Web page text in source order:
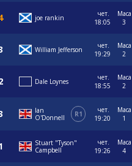
joe rankin
чет.
18:05
Маса
3
William Jefferson
чет.
19:29
Маса
2
Dale Loynes
чет.
18:55
Маса
2
Ian
O'Donnell
R1
чет.
19:20
Маса
1
Stuart "Tyson"
Campbell
чет.
19:26
Маса
4